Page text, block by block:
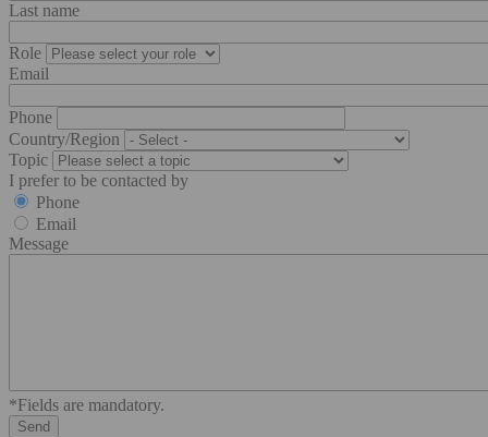
Last name
Role
Email
Phone
Country/Region
Topic
I prefer to be contacted by
Phone
Email
Message
*Fields are mandatory.